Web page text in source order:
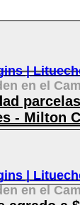
|
en el
- Milton
|
en el